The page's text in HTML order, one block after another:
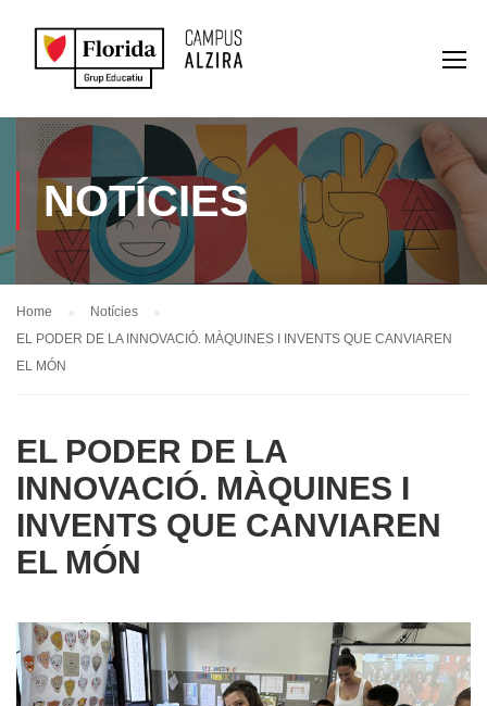
NOTÍCIES
Home
Notícies
EL PODER DE LA INNOVACIÓ. MÀQUINES I INVENTS QUE CANVIAREN
EL MÓN
EL PODER DE LA
INNOVACIÓ. MÀQUINES I
INVENTS QUE CANVIAREN
EL MÓN